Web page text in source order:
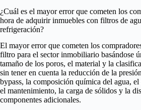
¿Cuál es el mayor error que cometen los
hora de adquirir inmuebles con filtros de
refrigeración?
El mayor error que cometen los
filtro para el sector inmobiliario basándose
tamaño de los poros, el material y la
sin tener en cuenta la reducción de la
bypass, la composición química del agua,
el mantenimiento, la carga de sólidos y la
componentes adicionales.